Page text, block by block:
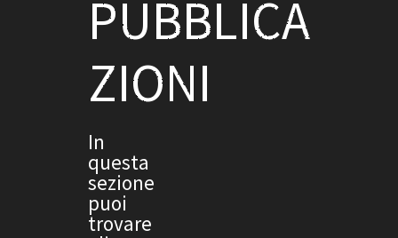
PUBBLICA
ZIONI
In
questa
sezione
puoi
trovare